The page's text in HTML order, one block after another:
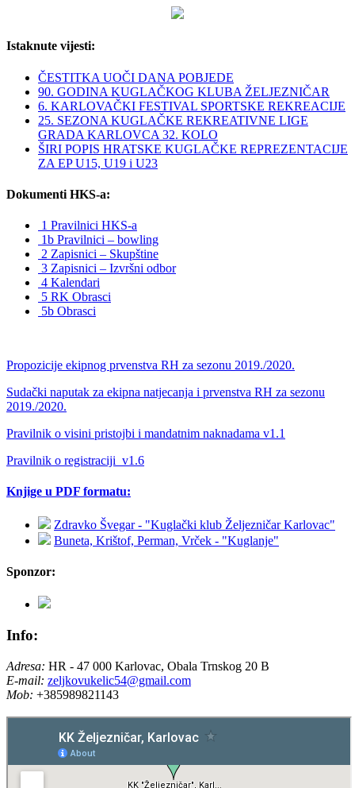
Istaknute vijesti:
ČESTITKA UOČI DANA POBJEDE
90. GODINA KUGLAČKOG KLUBA ŽELJEZNIČAR
6. KARLOVAČKI FESTIVAL SPORTSKE REKREACIJE
25. SEZONA KUGLAČKE REKREATIVNE LIGE
GRADA KARLOVCA 32. KOLO
ŠIRI POPIS HRATSKE KUGLAČKE REPREZENTACIJE
ZA EP U15, U19 i U23
Dokumenti HKS-a:
1 Pravilnici HKS-a
1b Pravilnici – bowling
2 Zapisnici – Skupštine
3 Zapisnici – Izvršni odbor
4 Kalendari
5 RK Obrasci
5b Obrasci
Propozicije ekipnog prvenstva RH za sezonu 2019./2020.
Sudački naputak za ekipna natjecanja i prvenstva RH za sezonu
2019./2020.
Pravilnik o visini pristojbi i mandatnim naknadama v1.1
Pravilnik o registraciji_v1.6
Knjige u PDF formatu:
Zdravko Švegar - "Kuglački klub Željezničar Karlovac"
Buneta, Krištof, Perman, Vrček - "Kuglanje"
Sponzor:
Info:
Adresa: HR - 47 000 Karlovac, Obala Trnskog 20 B
E-mail: zeljkovukelic54@gmail.com
Mob: +385989821143